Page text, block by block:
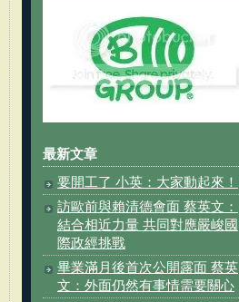
最新文章
要開工了 小英：大家動起來！
訪歐前與賴清德會面 蔡英文：
結合相近力量 共同對應嚴峻國
際政經挑戰
畢業滿月後首次公開露面 蔡英
文：外面仍然有事情需要關心